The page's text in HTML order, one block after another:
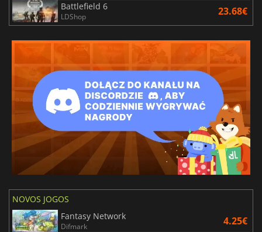
Battlefield 6
LDShop 23.68€
NOVOS JOGOS
Fantasy Network
Difmark 4.25€